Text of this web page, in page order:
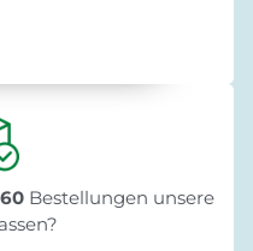
Bestellungen unsere